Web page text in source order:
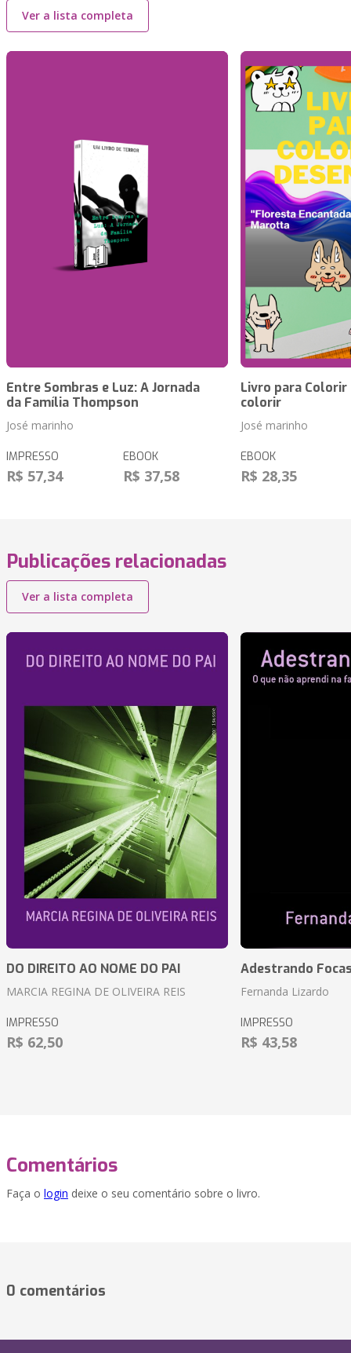
Ver a lista completa
Entre Sombras e Luz: A Jornada
da Família Thompson
José marinho
IMPRESSO
R$ 57,34
EBOOK
R$ 37,58
Livro para Colorir
colorir
José marinho
EBOOK
R$ 28,35
Publicações relacionadas
Ver a lista completa
DO DIREITO AO NOME DO PAI
MARCIA REGINA DE OLIVEIRA REIS
IMPRESSO
R$ 62,50
Adestrando
Fernanda Lizardo
IMPRESSO
R$ 43,58
Comentários
Faça o login deixe o seu comentário sobre o livro.
0 comentários